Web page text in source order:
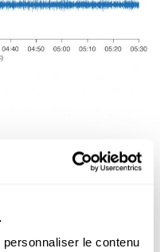
le contenu
een, dass et eng